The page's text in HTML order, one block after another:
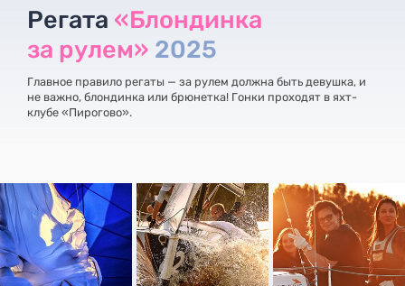
Регата «Блондинка
за рулем» 2025
Главное правило регаты — за рулем должна быть девушка, и
не важно, блондинка или брюнетка! Гонки проходят в яхт-
клубе «Пирогово».